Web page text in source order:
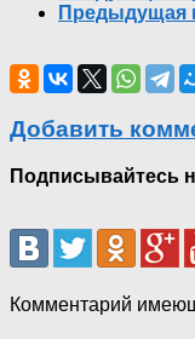
Предыдущая
Добавить
Подписывайтесь
Комментарий